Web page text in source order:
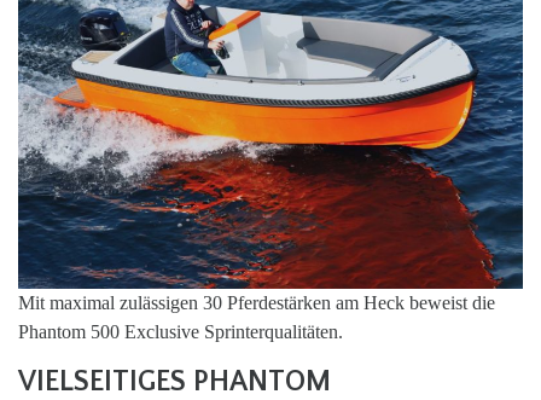
Mit maximal zulässigen 30 Pferdestärken am Heck beweist die
Phantom 500 Exclusive Sprinterqualitäten.
VIELSEITIGES PHANTOM